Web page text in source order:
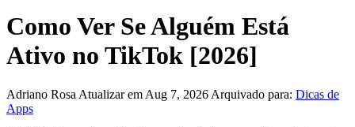
Como Ver Se Alguém Está
Ativo no TikTok [2026]
Adriano Rosa Atualizar em Aug 7, 2026 Arquivado para: Dicas de
Apps